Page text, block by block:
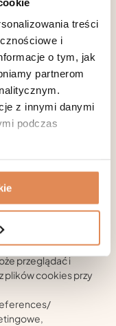
treści
i
o tym, jak
partnerom
z innymi danymi
podczas
w serwisie mogą
w celu
z siedzibą w USA).
tej usługi danych
informacje.
w urządzeniu
informacji o
przez sieć
przeglądać i
plików cookies przy